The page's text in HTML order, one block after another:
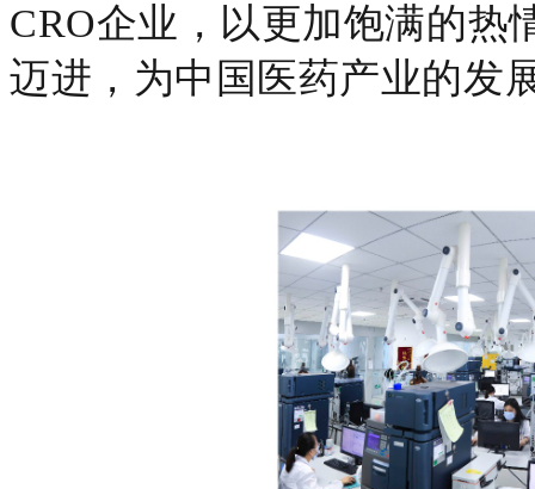
CRO企业，以更加饱满的热
迈进，为中国医药产业的发